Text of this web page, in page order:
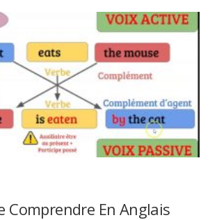
Comprendre En Anglais